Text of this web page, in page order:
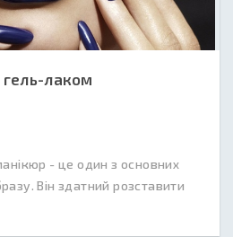
гель-лаком
- це один з основних
Він здатний розставити